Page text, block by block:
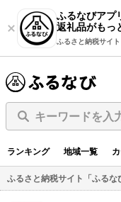
ふるなびアプ
返礼品がもっ
ふるさと納税サイト
キーワードを入
ランキング 地域一覧
ふるさと納税サイト「ふるな